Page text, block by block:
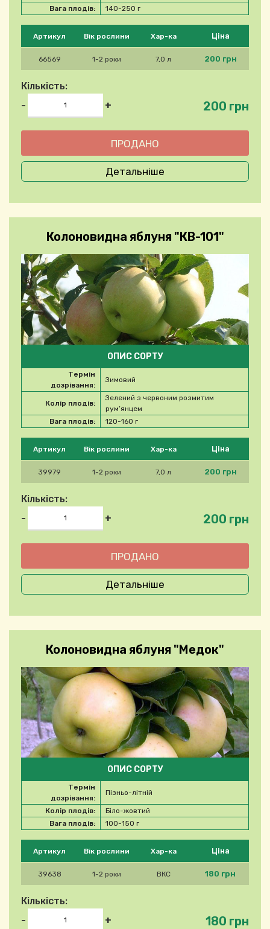
Будь ласка, виберіть продукт
Артикул Вік рослини Хар-ка Ціна
66569 1-2 роки 7,0 л 200 грн
Кількість:
-
+ 200 грн
Вага плодів:
140-250 г
Детальніше
Колоновидна яблуня "КВ-101"
Будь ласка, виберіть продукт
Артикул Вік рослини Хар-ка Ціна
39979 1-2 роки 7,0 л 200 грн
Кількість:
-
+ 200 грн
ОПИС СОРТУ
Термін
дозрівання:
Зимовий
Колір плодів:
Зелений з червоним розмитим
рум’янцем
Вага плодів:
120-160 г
Детальніше
Колоновидна яблуня "Медок"
Будь ласка, виберіть продукт
Артикул Вік рослини Хар-ка Ціна
39638 1-2 роки ВКС 180 грн
Кількість:
-
+ 180 грн
ОПИС СОРТУ
Термін
дозрівання:
Пізньо-літній
Колір плодів:
Біло-жовтий
Вага плодів:
100-150 г